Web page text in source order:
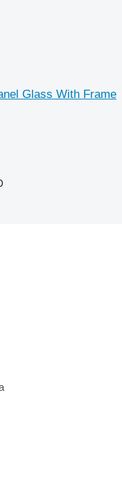
Glass With Frame